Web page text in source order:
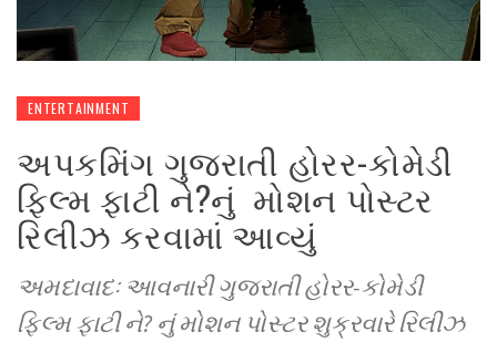
ENTERTAINMENT
અપકમિંગ ગુજરાતી હોરર-કોમેડી
ફિલ્મ ફાટી ને?નું મોશન પોસ્ટર
રિલીઝ કરવામાં આવ્યું
અમદાવાદઃ આવનારી ગુજરાતી હોરર-કોમેડી
ફિલ્મ ફાટી ને? નું મોશન પોસ્ટર શુક્રવારે રિલીઝ